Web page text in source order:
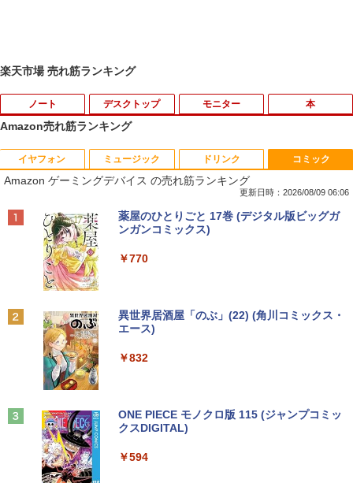
楽天市場 売れ筋ランキング
ノート
1
【★最大100%ポイント】富士通 タブレ
ット Q739/第8世代 Core i3/メモリ:4GB/
SSD:128GB/13.3型 フルHD/1920x1080/
pe-C/Office/中古 タブレットPC ノート
パソコン Windows11 Windows10
￥15,800
90日保障 いまさらですが WINDOWS X
P搭載 XPなら最強レベル 富士通 FM
INDOWS XP ソフトに最適 メモリー2.0
【クーポン使用で25,460円 8/2〜10迄】
デスクトップ モニター 本
1 ルイジアナ近代美術館 ポスター A3
ーンKC いのり 光 いるか フィギュア ス
ケート 漫画 マンガ まんが 全巻セット
【全巻】 悪役のエンディングは死のみ 1-
UOL ]
Amazon売れ筋ランキング
イヤフォン
Anker Soundcore P40i オフホワイト
Anker Soundcore P31i ブラック
Anker Soundcore Liberty 5 ミッドナイトブ
ラック
￥14,990
ミュージック
BRUCE WAYNE feat. Flo Milli, ATL Jacob
[Explicit]
￥250
BRUCE WAYNE feat. Flo Milli, ATL Jacob
[Explicit]
￥250
見知らぬ糸
ドリンク
by Amazon 天然水 ラベルレス 500ml ×24本
富士山の天然水 バナジウム含有 水 ミネラル
ットル (Smart Basic)
【Amazon.co.jp限定】 い・ろ・は・す 2L P
by Amazon 炭酸水 ラベルレス 500ml ×24本
art Basic)
コミック
Amazon ゲーミングデバイス の売れ筋ランキング
更新日時：2026/08/09 06:06
薬屋のひとりごと 17巻 (デジタル版ビッグガ
ンガンコミックス)
￥770
異世界居酒屋「のぶ」(22) (角川コミックス・
エース)
￥832
ONE PIECE モノクロ版 115 (ジャンプコミッ
クスDIGITAL)
￥594